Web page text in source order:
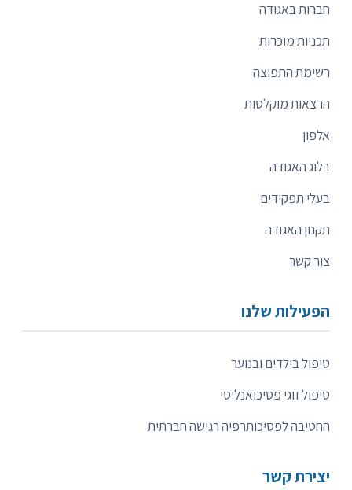
חברות באגודה
תכניות מוכרות
רשימת התפוצה
הרצאות מוקלטות
אלפון
בלוג האגודה
בעלי תפקידים
תקנון האגודה
צור קשר
הפעילות שלנו
טיפול בילדים ובנוער
טיפול זוגי פסיכואנליטי
החטיבה לפסיכותרפיה רגישה חברתית
יצירת קשר